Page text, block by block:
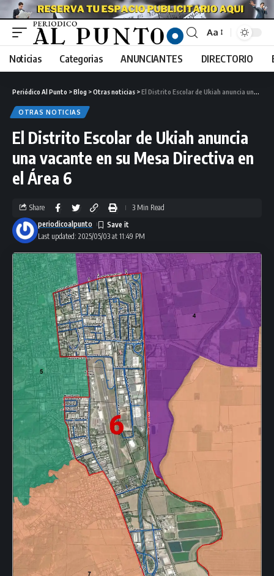
Aa
Noticias Categorias ANUNCIANTES DIRECTORIO
Periódico Al Punto >Blog >Otras noticias >El Distrito Escolar de Ukiah anuncia una vacante en su Mesa Directiva en el Área 6
OTRAS NOTICIAS
El Distrito Escolar de Ukiah anuncia
una vacante en su Mesa Directiva en
el Área 6
Last updated: 2025/05/03 at 11:49 PM
periodicoalpunto
Share 3 Min Read